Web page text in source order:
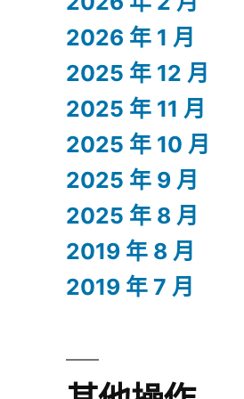
2026 年 1 月
2025 年 12 月
2025 年 11 月
2025 年 10 月
2025 年 9 月
2025 年 8 月
2019 年 8 月
2019 年 7 月